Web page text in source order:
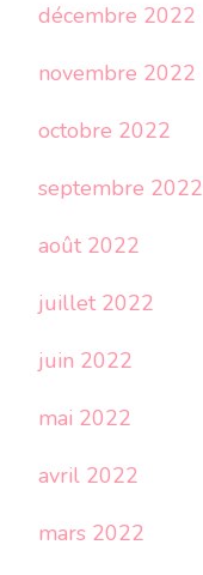
décembre 2022
novembre 2022
octobre 2022
septembre 2022
août 2022
juillet 2022
juin 2022
mai 2022
avril 2022
mars 2022